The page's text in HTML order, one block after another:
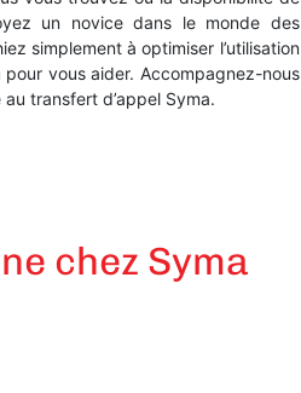
un novice dans le monde des
simplement à optimiser l’utilisation
vous aider. Accompagnez-nous
transfert d’appel Syma.
chez Syma